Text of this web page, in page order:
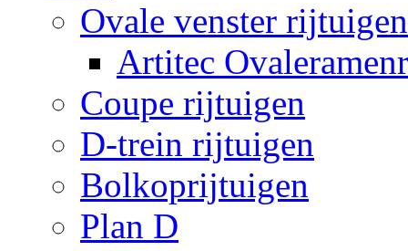
Ovale venster rijtuigen
Artitec
Coupe rijtuigen
D-trein rijtuigen
Bolkoprijtuigen
Plan D